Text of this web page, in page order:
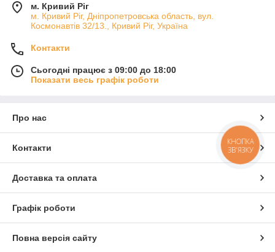
м. Кривий Ріг
м. Кривий Ріг, Дніпропетровська область, вул.
Космонавтів 32/13., Кривий Ріг, Україна
Контакти
Сьогодні працює з 09:00 до 18:00
Показати весь графік роботи
Про нас
Контакти
Доставка та оплата
Графік роботи
Повна версія сайту
КНОПКА
ЗВ'ЯЗКУ